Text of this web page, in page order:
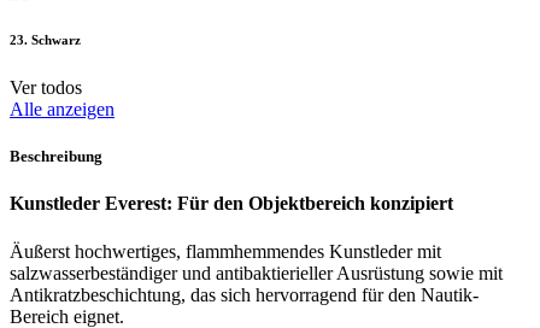
23. Schwarz
Ver todos
Alle anzeigen
Beschreibung
Kunstleder Everest: Für den Objektbereich konzipiert
Äußerst hochwertiges, flammhemmendes Kunstleder mit
salzwasserbeständiger und antibaktierieller Ausrüstung sowie mit
Antikratzbeschichtung, das sich hervorragend für den Nautik-
Bereich eignet.